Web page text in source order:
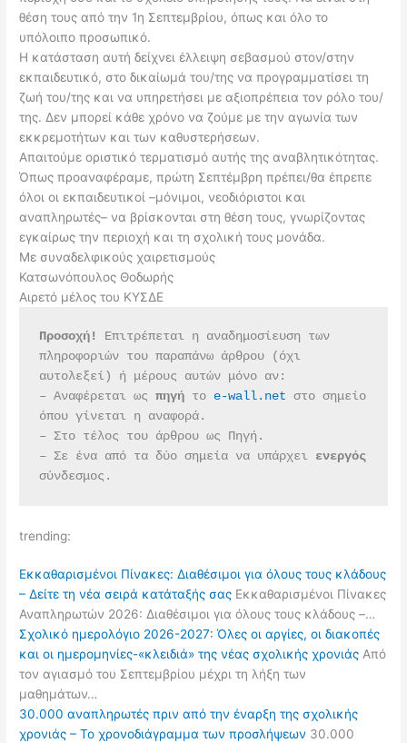
θέση τους από την 1η Σεπτεμβρίου, όπως και όλο το
υπόλοιπο προσωπικό.
Η κατάσταση αυτή δείχνει έλλειψη σεβασμού στον/στην
εκπαιδευτικό, στο δικαίωμά του/της να προγραμματίσει τη
ζωή του/της και να υπηρετήσει με αξιοπρέπεια τον ρόλο του/
της. Δεν μπορεί κάθε χρόνο να ζούμε με την αγωνία των
εκκρεμοτήτων και των καθυστερήσεων.
Απαιτούμε οριστικό τερματισμό αυτής της αναβλητικότητας.
Όπως προαναφέραμε, πρώτη Σεπτέμβρη πρέπει/θα έπρεπε
όλοι οι εκπαιδευτικοί –μόνιμοι, νεοδιόριστοι και
αναπληρωτές– να βρίσκονται στη θέση τους, γνωρίζοντας
εγκαίρως την περιοχή και τη σχολική τους μονάδα.
Με συναδελφικούς χαιρετισμούς
Κατσωνόπουλος Θοδωρής
Αιρετό μέλος του ΚΥΣΔΕ
Προσοχή!
Επιτρέπεται η αναδημοσίευση των
πληροφοριών του παραπάνω άρθρου (όχι
αυτολεξεί) ή μέρους αυτών μόνο αν:
– Αναφέρεται ως πηγή το e-wall.net στο σημείο
όπου γίνεται η αναφορά.
– Στο τέλος του άρθρου ως Πηγή.
– Σε ένα από τα δύο σημεία να υπάρχει
σύνδεσμος.
trending:
Εκκαθαρισμένοι Πίνακες: Διαθέσιμοι για όλους τους κλάδους
– Δείτε τη νέα σειρά κατάταξής σας Εκκαθαρισμένοι Πίνακες
Αναπληρωτών 2026: Διαθέσιμοι για όλους τους κλάδους –…
Σχολικό ημερολόγιο 2026-2027: Όλες οι αργίες, οι διακοπές
και οι ημερομηνίες-«κλειδιά» της νέας σχολικής χρονιάς Από
τον αγιασμό του Σεπτεμβρίου μέχρι τη λήξη των
μαθημάτων…
30.000 αναπληρωτές πριν από την έναρξη της σχολικής
χρονιάς – Το χρονοδιάγραμμα των προσλήψεων 30.000